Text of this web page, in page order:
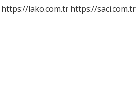
https://lako.com.tr https://saci.com.tr